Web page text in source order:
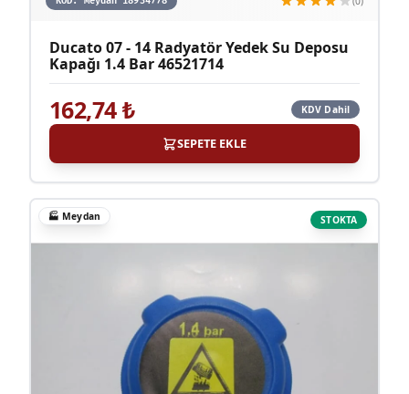
Ducato 07 - 14 Radyatör Yedek Su Deposu
Kapağı 1.4 Bar 46521714
162,74₺ KDV Dahil
SEPETE EKLE
STOKTA
🏭 Meydan